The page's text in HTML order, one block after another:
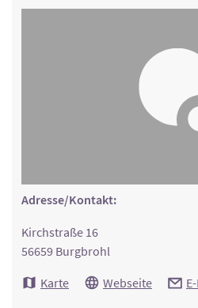
Adresse/Kontakt:
Kirchstraße 16
56659 Burgbrohl
Karte
Webseite